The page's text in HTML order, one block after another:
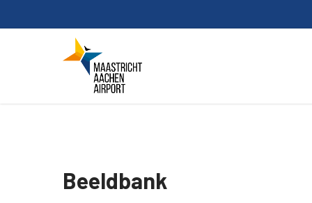
to
Beeldbank